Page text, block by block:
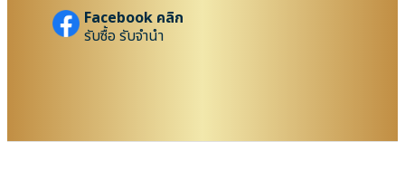
Facebook คลิก
รับซื้อ รับจำนำ